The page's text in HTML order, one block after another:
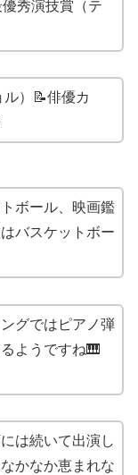
秀演技賞（テ
）📝俳優カ
ボール、映画鑑
バスケットボー
グではピアノ弾
ようですね🎹
は続いて出演し
かなか恵まれな